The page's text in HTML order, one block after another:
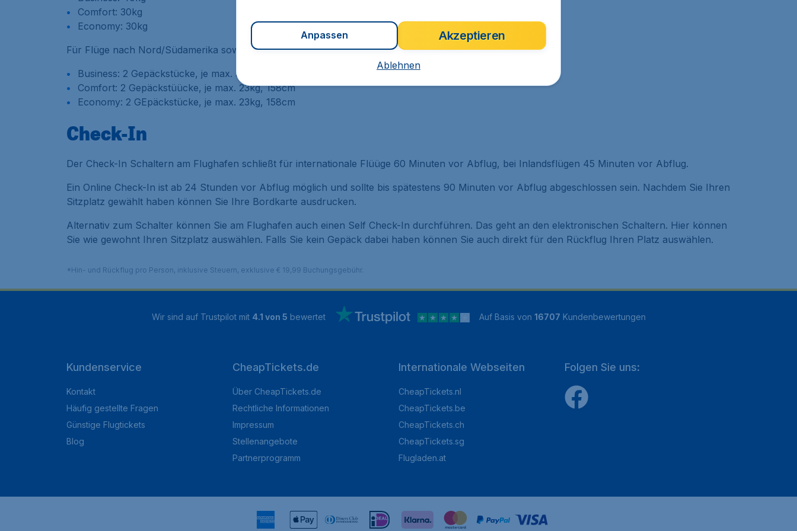
Comfort: 30kg
Economy: 30kg
Für Flüge nach Nord/Südamerika sowie einie afrikanische Länder gelten folgende Bestimmungen:
Business: 2 Gepäckstücke, je max. 32kg, 158cm
Comfort: 2 Gepäckstüücke, je max. 23kg, 158cm
Economy: 2 GEpäckstücke, je max. 23kg, 158cm
Check-In
Der Check-In Schaltern am Flughafen schließt für internationale Flüüge 60 Minuten vor Abflug, bei Inlandsflügen 45 Minuten vor Abflug.
Ein Online Check-In ist ab 24 Stunden vor Abflug möglich und sollte bis spätestens 90 Minuten vor Abflug abgeschlossen sein. Nachdem Sie Ihren
Sitzplatz gewählt haben können Sie Ihre Bordkarte ausdrucken.
Alternativ zum Schalter können Sie am Flughafen auch einen Self Check-In durchführen. Das geht an den elektronischen Schaltern. Hier können
Sie wie gewohnt Ihren Sitzplatz auswählen. Falls Sie kein Gepäck dabei haben können Sie auch direkt für den Rückflug Ihren Platz auswählen.
*Hin- und Rückflug pro Person, inklusive Steuern, exklusive € 19,99 Buchungsgebühr.
Wir sind auf Trustpilot mit 4.1 von 5 bewertet Auf Basis von 16707 Kundenbewertungen
Kundenservice
Kontakt
Häufig gestellte Fragen
Günstige Flugtickets
Blog
CheapTickets.de
Über CheapTickets.de
Rechtliche Informationen
Impressum
Stellenangebote
Partnerprogramm
Internationale Webseiten
CheapTickets.nl
CheapTickets.be
CheapTickets.ch
CheapTickets.sg
Flugladen.at
Folgen Sie uns:
Akzeptieren
Anpassen
Ablehnen